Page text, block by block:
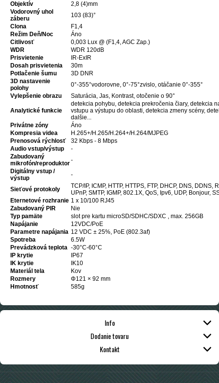
Objektív
2,8 (4)mm
Vodorovný uhol
záberu
103 (83)°
Clona
F1,4
Režim Deň/Noc
Áno
Citlivosť
0,003 Lux @ (F1,4, AGC Zap.)
WDR
WDR 120dB
Prisvietenie
IR-ExIR
Dosah prisvietenia
30m
Potlačenie šumu
3D DNR
3D nastavenie
polohy
0°-355°vodorovne, 0°-75°zvislo, otáčanie 0°-355°
Vylepšenie obrazu
Saturácia, Jas, Kontrast, otočenie o 90°
Analytické funkcie
detekcia pohybu, detekcia prekročenia čiary, detekcia
vstupu a výstupu do oblasti, detekcia zmeny scény,
dalšie...
Privátne zóny
Áno
Kompresia videa
H.265+/H.265/H.264+/H.264/MJPEG
Prenosová rýchlosť
32 Kbps - 8 Mbps
Audio vstup/výstup
-
Zabudovaný
mikrofón/reproduktor-
Digitálny vstup /
výstup
-
Sieťové protokoly
TCP/IP, ICMP, HTTP, HTTPS, FTP, DHCP, DNS, DDNS,
UPnP, SMTP, IGMP, 802.1X, QoS, Ipv6, UDP, Bonjour,
Eternetové rozhranie 1 x 10/100 RJ45
Zabudovaný PIR
Nie
Typ pamäte
slot pre kartu microSD/SDHC/SDXC , max. 256GB
Napájanie
12VDC/PoE
Parametre napájania 12 VDC ± 25%, PoE (802.3af)
Spotreba
6.5W
Prevádzková teplota -30°C-60°C
IP krytie
IP67
IK krytie
IK10
Materiál tela
Kov
Rozmery
Φ121 × 92 mm
Hmotnosť
585g
Info
Dodanie tovaru
Kontakt